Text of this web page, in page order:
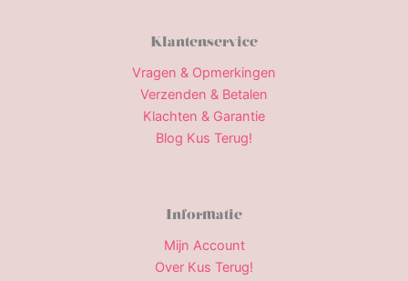
Klantenservice
Vragen & Opmerkingen
Verzenden & Betalen
Klachten & Garantie
Blog Kus Terug!
Informatie
Mijn Account
Over Kus Terug!